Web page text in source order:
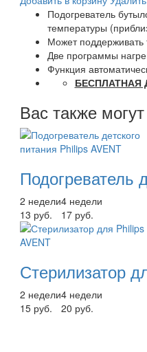
Подогреватель
температуры
Может поддерживать
Две программы
Функция
БЕСПЛАТНАЯ
Вас также
Подогреватель
2 недели4 недели
13 руб.
17 руб.
Стерилизатор
2 недели4 недели
15 руб.
20 руб.